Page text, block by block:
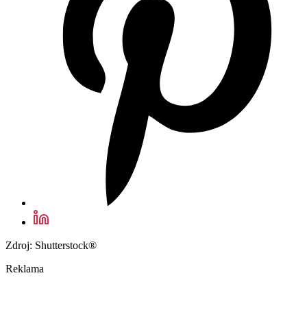
Zdroj: Shutterstock®
Reklama